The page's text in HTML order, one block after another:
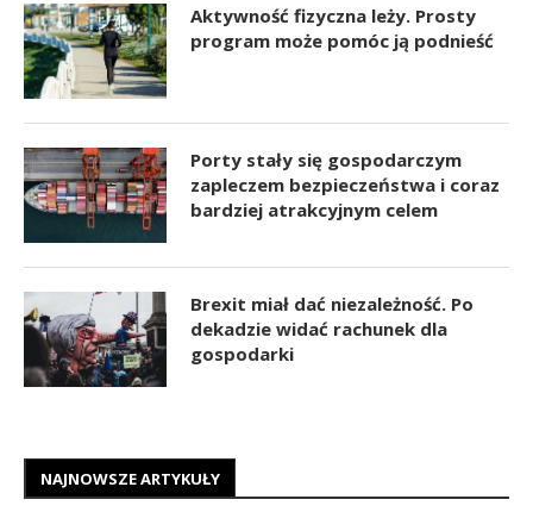
Aktywność fizyczna leży. Prosty
program może pomóc ją podnieść
Porty stały się gospodarczym
zapleczem bezpieczeństwa i coraz
bardziej atrakcyjnym celem
Brexit miał dać niezależność. Po
dekadzie widać rachunek dla
gospodarki
NAJNOWSZE ARTYKUŁY